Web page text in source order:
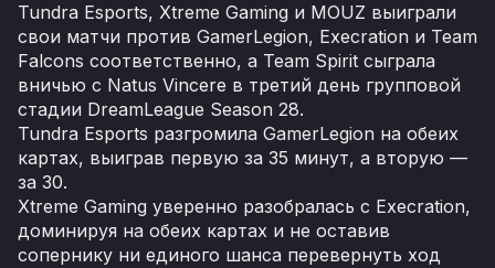
Tundra Esports, Xtreme Gaming и MOUZ выиграли
свои матчи против GamerLegion, Execration и Team
Falcons соответственно, а Team Spirit сыграла
вничью с Natus Vincere в третий день групповой
стадии DreamLeague Season 28.
Tundra Esports разгромила GamerLegion на обеих
картах, выиграв первую за 35 минут, а вторую —
за 30.
Xtreme Gaming уверенно разобралась с Execration,
доминируя на обеих картах и не оставив
сопернику ни единого шанса перевернуть ход